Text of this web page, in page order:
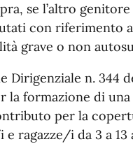
se l’altro
con riferimento
grave o non
Dirigenziale n. 344
la formazione di
per la
ragazze/i da 3 a